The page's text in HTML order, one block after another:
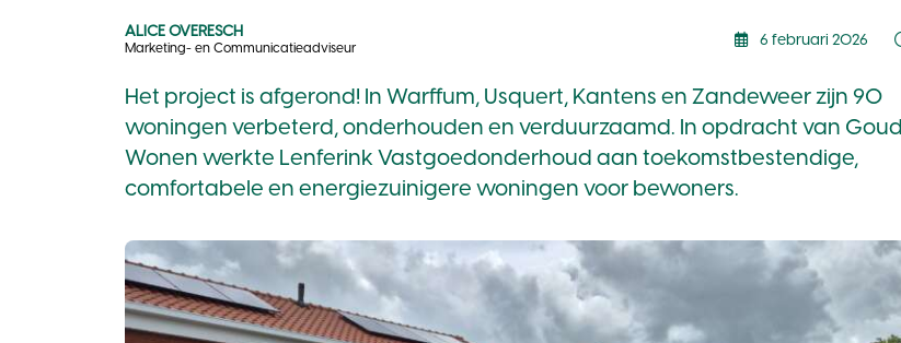
ALICE OVERESCH
Marketing- en Communicatieadviseur 6 februari 2026
Het project is afgerond! In Warffum, Usquert, Kantens en Zandeweer zijn 90
woningen verbeterd, onderhouden en verduurzaamd. In opdracht van Goud
Wonen werkte Lenferink Vastgoedonderhoud aan toekomstbestendige,
comfortabele en energiezuinigere woningen voor bewoners.